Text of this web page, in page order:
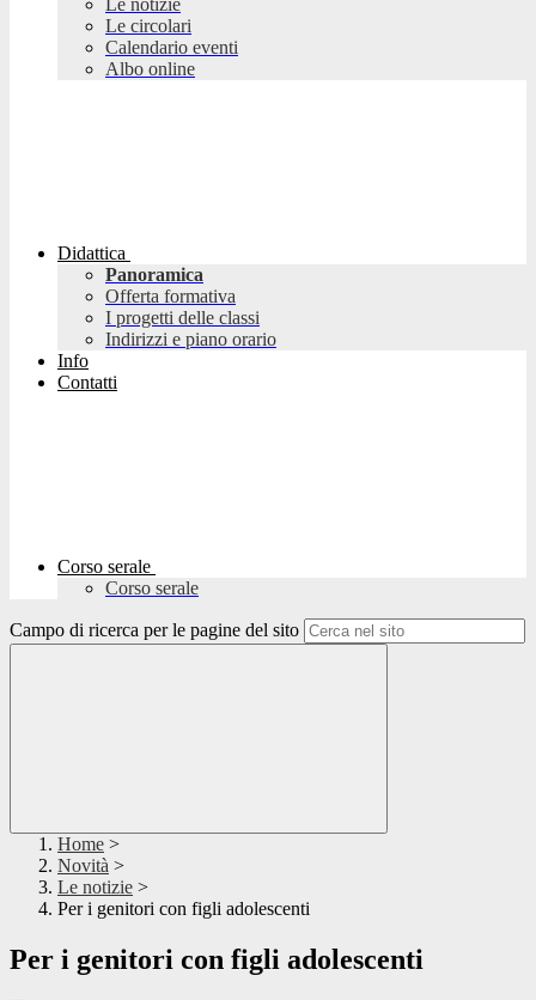
Le notizie
Le circolari
Calendario eventi
Albo online
Didattica
Panoramica
Offerta formativa
I progetti delle classi
Indirizzi e piano orario
Info
Contatti
Corso serale
Corso serale
Campo di ricerca per le pagine del sito
Home >
Novità >
Le notizie >
Per i genitori con figli adolescenti
Per i genitori con figli adolescenti